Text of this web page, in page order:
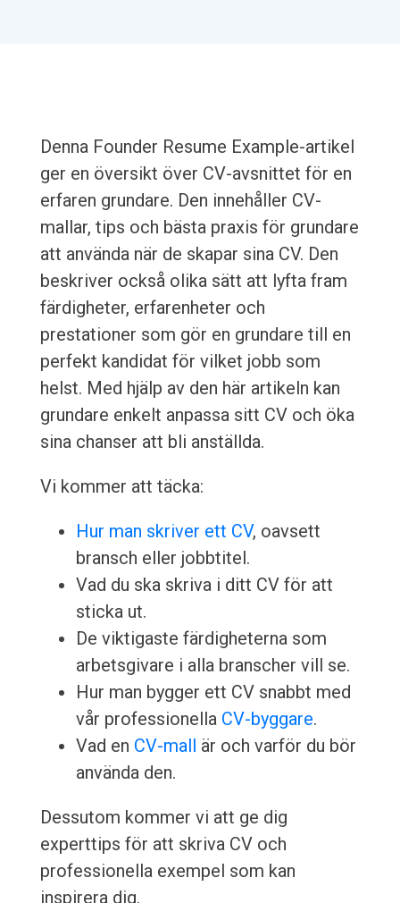
Denna Founder Resume Example-artikel
ger en översikt över CV-avsnittet för en
erfaren grundare. Den innehåller CV-
mallar, tips och bästa praxis för grundare
att använda när de skapar sina CV. Den
beskriver också olika sätt att lyfta fram
färdigheter, erfarenheter och
prestationer som gör en grundare till en
perfekt kandidat för vilket jobb som
helst. Med hjälp av den här artikeln kan
grundare enkelt anpassa sitt CV och öka
sina chanser att bli anställda.
Vi kommer att täcka:
Hur man skriver ett CV, oavsett
bransch eller jobbtitel.
Vad du ska skriva i ditt CV för att
sticka ut.
De viktigaste färdigheterna som
arbetsgivare i alla branscher vill se.
Hur man bygger ett CV snabbt med
vår professionella CV-byggare.
Vad en CV-mall är och varför du bör
använda den.
Dessutom kommer vi att ge dig
experttips för att skriva CV och
professionella exempel som kan
inspirera dig.